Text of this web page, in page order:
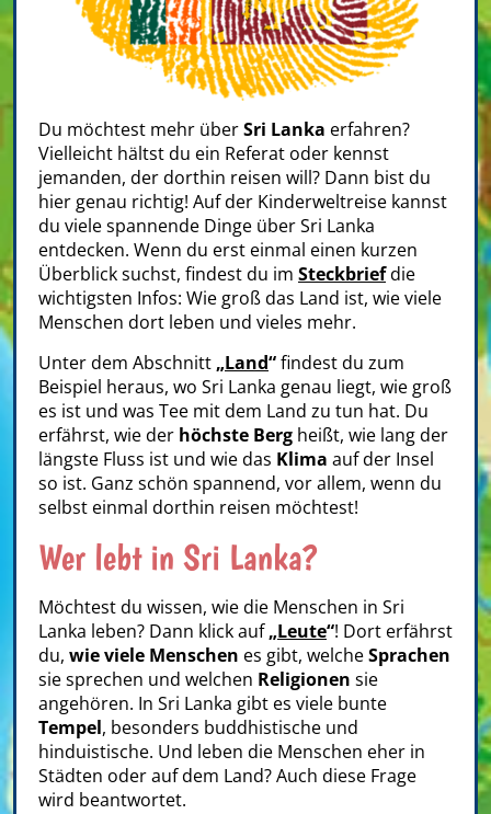
Du möchtest mehr überSri Lanka erfahren?
Vielleicht hältst du ein Referat oder kennst
jemanden, der dorthin reisen will? Dann bist du
hier genau richtig! Auf der Kinderweltreise kannst
du viele spannende Dinge über Sri Lanka
entdecken. Wenn du erst einmal einen kurzen
Überblick suchst, findest du im Steckbriefdie
wichtigsten Infos: Wie groß das Land ist, wie viele
Menschen dort leben und vieles mehr.
Unter dem Abschnitt „Land“findest du zum
Beispiel heraus, wo Sri Lanka genau liegt, wie groß
es ist und was Tee mit dem Land zu tun hat. Du
erfährst, wie der höchste Berg heißt, wie lang der
längste Fluss ist und wie das Klima auf der Insel
so ist. Ganz schön spannend, vor allem, wenn du
selbst einmal dorthin reisen möchtest!
Wer lebt in Sri Lanka?
Möchtest du wissen, wie die Menschen in Sri
Lanka leben? Dann klick auf„Leute“! Dort erfährst
du, wie viele Menschen es gibt, welcheSprachen
sie sprechen und welchen Religionen sie
angehören. In Sri Lanka gibt es viele bunte
Tempel, besonders buddhistische und
hinduistische. Und leben die Menschen eher in
Städten oder auf dem Land? Auch diese Frage
wird beantwortet.